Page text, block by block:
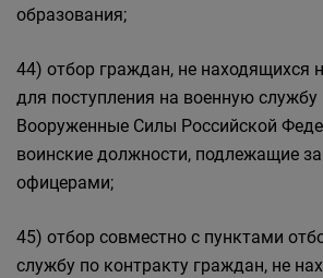
образования;
44) отбор граждан, не находящихся
для поступления на военную службу
Вооруженные Силы Российской
воинские должности, подлежащие
офицерами;
45) отбор совместно с пунктами
службу по контракту граждан, не